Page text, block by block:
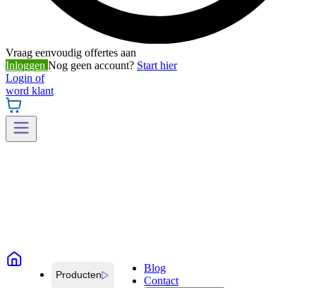
Vraag eenvoudig offertes aan
Inloggen Nog geen account? Start hier
Login of
word klant
Producten
Blog
Contact